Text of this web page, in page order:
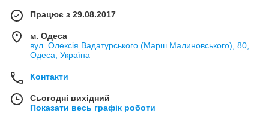
Працює з 29.08.2017
м. Одеса
вул. Олексія Вадатурського (Марш.Малиновського), 80,
Одеса, Україна
Контакти
Сьогодні вихідний
Показати весь графік роботи